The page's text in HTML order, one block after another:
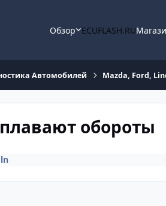
Обзор ECUFLASH.RU
Автомобилей Mazda, Ford,
плавают обороты